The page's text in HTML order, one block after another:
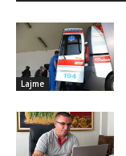
Lajme